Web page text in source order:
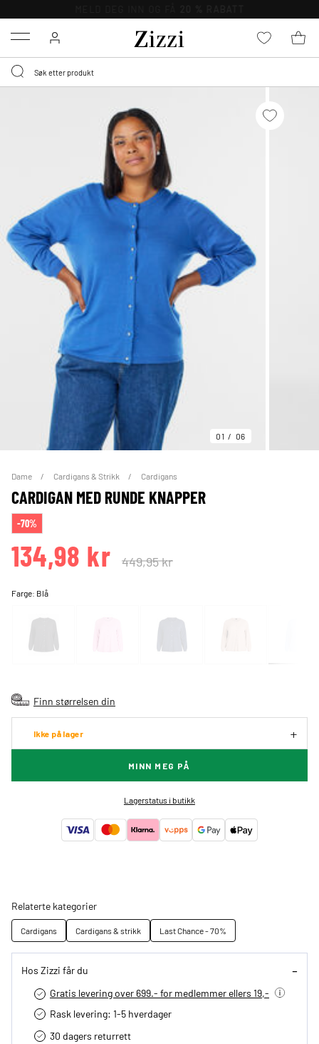
Menu
01 06
Dame Cardigans & Strikk Cardigans
CARDIGAN MED RUNDE KNAPPER
-70%
134,98 kr 449,95 kr
Farge: Blå
Finn størrelsen din
Ikke på lager
MINN MEG PÅ
Lagerstatus i butikk
Relaterte kategorier
Cardigans Cardigans & strikk Last Chance - 70%
Hos Zizzi får du
Gratis levering over 699.- for medlemmer ellers 19,-
Rask levering: 1-5 hverdager
30 dagers returrett